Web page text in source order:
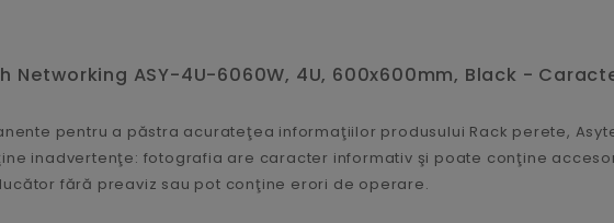
Networking ASY-4U-6060W, 4U, 600x600mm, Black -
pentru a păstra acurateţea informaţiilor produsului Rack perete,
inadvertenţe: fotografia are caracter informativ şi poate conţine
fără preaviz sau pot conţine erori de operare.